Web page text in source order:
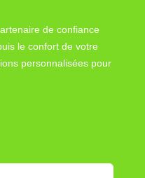
de confiance
le confort de votre
personnalisées pour